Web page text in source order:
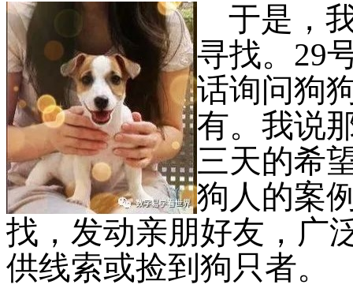
于是，
寻找。 29
话询问狗
有。我说
三天的希
狗人的案
找，发动亲朋好友，广
供线索或捡到狗只者。